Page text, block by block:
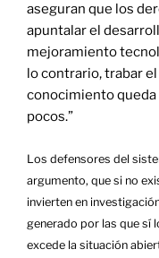
aseguran que los
apuntalar el
mejoramiento
lo contrario, trabar
conocimiento queda
pocos.”
Los defensores del
argumento, que si no
invierten en
generado por las que sí
excede la situación